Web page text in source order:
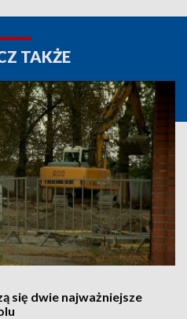
TAKŻE
się dwie najważniejsze